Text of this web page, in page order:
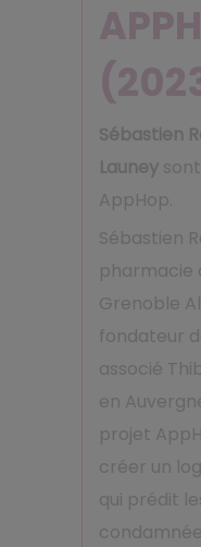
Sébastien
Launey
AppHop.
Sébastien
pharmacie
Grenoble
fondateur
associé
en
projet
créer un
qui prédit